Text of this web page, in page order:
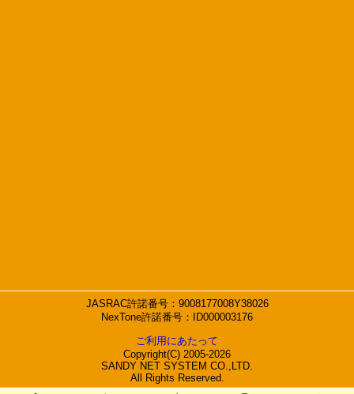
JASRAC許諾番号：9008177008Y38026
NexTone許諾番号：ID000003176
ご利用にあたって
Copyright(C) 2005-2026
SANDY NET SYSTEM CO.,LTD.
All Rights Reserved.